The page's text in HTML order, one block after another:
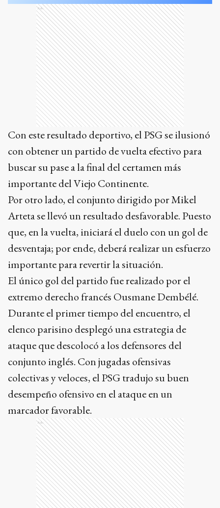
Ads
Con este resultado deportivo, el PSG se ilusionó
con obtener un partido de vuelta efectivo para
buscar su pase a la final del certamen más
importante del Viejo Continente.
Por otro lado, el conjunto dirigido por Mikel
Arteta se llevó un resultado desfavorable. Puesto
que, en la vuelta, iniciará el duelo con un gol de
desventaja; por ende, deberá realizar un esfuerzo
importante para revertir la situación.
El único gol del partido fue realizado por el
extremo derecho francés Ousmane Dembélé.
Durante el primer tiempo del encuentro, el
elenco parisino desplegó una estrategia de
ataque que descolocó a los defensores del
conjunto inglés. Con jugadas ofensivas
colectivas y veloces, el PSG tradujo su buen
desempeño ofensivo en el ataque en un
marcador favorable.
Ads